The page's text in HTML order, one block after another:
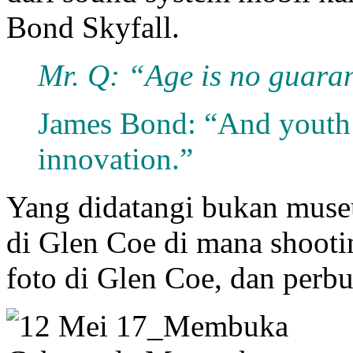
Bond Skyfall.
Mr. Q: “Age is no
James Bond: “And
innovation.”
Yang didatangi bukan
di Glen Coe di mana
foto di Glen Coe, dan